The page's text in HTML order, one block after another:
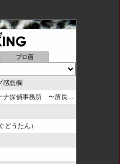
ブロ画
感想欄
所 〜所長とカプセル局員たち
どうたん）